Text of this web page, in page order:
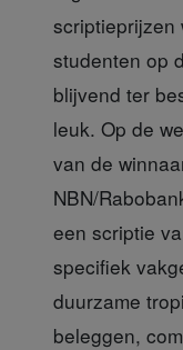
scriptieprijzen
studenten op
blijvend ter
leuk. Op de
van de
NBN/
een scriptie
specifiek
duurzame
beleggen,